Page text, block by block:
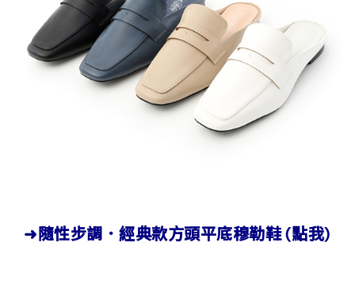
➜隨性步調．經典款方頭平底穆勒鞋 (點我)